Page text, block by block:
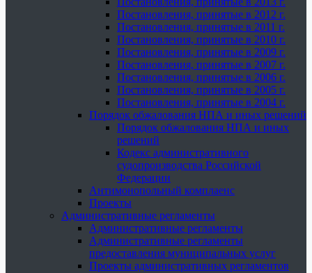
Постановления, принятые в 2012 г.
Постановления, принятые в 2011 г.
Постановления, принятые в 2010 г.
Постановления, принятые в 2009 г.
Постановления, принятые в 2007 г.
Постановления, принятые в 2006 г.
Постановления, принятые в 2005 г.
Постановления, принятые в 2004 г.
Порядок обжалования НПА и иных решений
Порядок обжалования НПА и иных
решений
Кодекс административного
судопроизводства Российской
Федерации
Антимонопольный комплаенс
Проекты
Административные регламенты
Административные регламенты
Административные регламенты
предоставления муниципальных услуг
Проекты административных регламентов